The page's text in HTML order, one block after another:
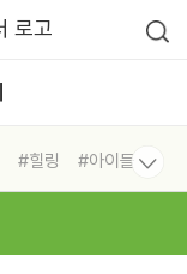
#힐링
#아이들